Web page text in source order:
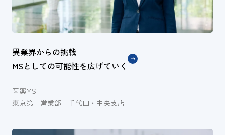
異業界からの挑戦
MSとしての可能性を広げていく
医薬MS
東京第一営業部 千代田・中央支店